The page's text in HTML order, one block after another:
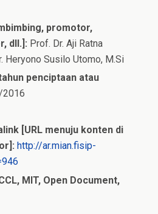
promotor,
dll.]: Prof. Dr. Aji Ratna
Heryono Susilo Utomo, M.Si
penciptaan atau
[URL menuju konten di
http://ar.mian.fisip-
MIT, Open Document,